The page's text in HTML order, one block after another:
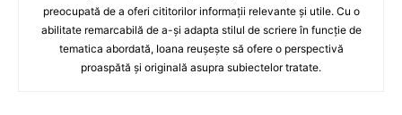
preocupată de a oferi cititorilor informații relevante și utile. Cu o
abilitate remarcabilă de a-și adapta stilul de scriere în funcție de
tematica abordată, Ioana reușește să ofere o perspectivă
proaspătă și originală asupra subiectelor tratate.